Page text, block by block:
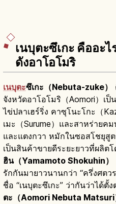
เนบุตะซึเกะ คืออะ
ดังอาโอโมริ
เนบุตะซึเกะ（Nebuta-zuke）
จังหวัดอาโอโมริ（Aomori）เ
ไข่ปลาเฮร์ริ่ง คาซุโนะโกะ（
เมะ（Surume）และสาหร่ายค
และแตงกวา หมักในซอสโชยุสู
เป็นสินค้าขายดีระยะยาวที่ผลิตโ
ฮิน（Yamamoto Shokuhin）
รักกันมายาวนานกว่า “ครึ่งศตว
ชื่อ “เนบุตะซึเกะ” ว่ากันว่าได้ตั้ง
ตะ（Aomori Nebuta Matsuri